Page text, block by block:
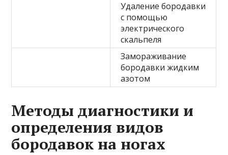
Удаление бородавки
с помощью
электрического
скальпеля
Замораживание
бородавки жидким
азотом
Методы диагностики и
определения видов
бородавок на ногах